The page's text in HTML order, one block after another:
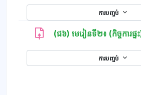
ការបញ្ចប់
(ជ៦) មេរៀនទី២៖ (កិច្ចការផ្ទះ
ការបញ្ចប់